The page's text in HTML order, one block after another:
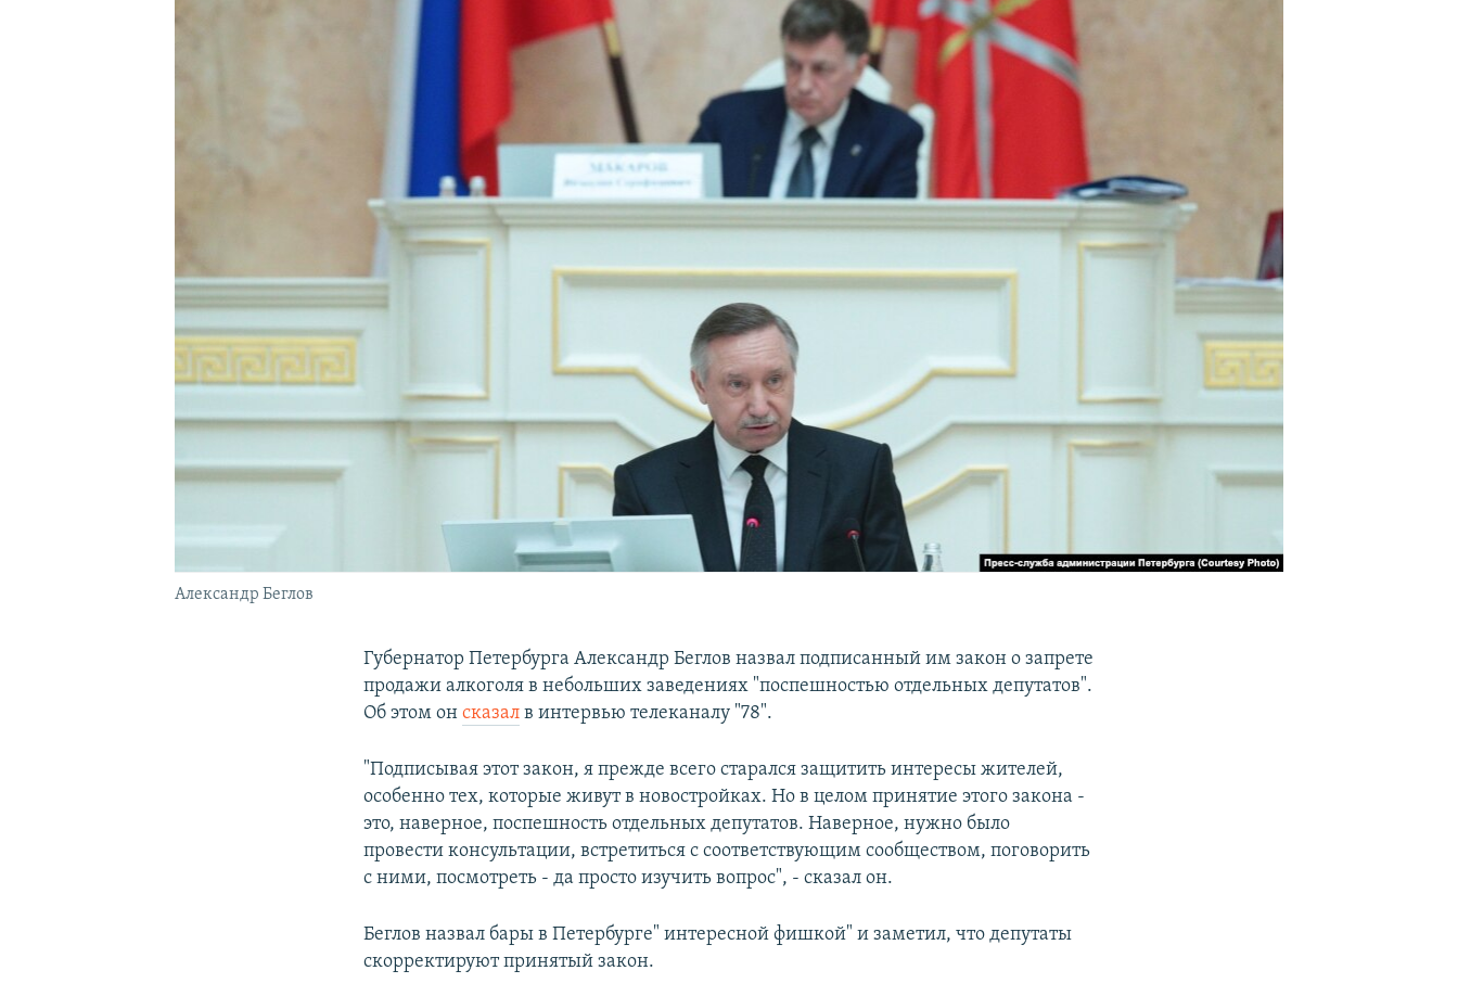
Александр Беглов
Губернатор Петербурга Александр Беглов назвал подписанный им закон о запрете
продажи алкоголя в небольших заведениях "поспешностью отдельных депутатов".
Об этом онсказал в интервью телеканалу "78".
"Подписывая этот закон, я прежде всего старался защитить интересы жителей,
особенно тех, которые живут в новостройках. Но в целом принятие этого закона -
это, наверное, поспешность отдельных депутатов. Наверное, нужно было
провести консультации, встретиться с соответствующим сообществом, поговорить
с ними, посмотреть - да просто изучить вопрос", - сказал он.
Беглов назвал бары в Петербурге" интересной фишкой" и заметил, что депутаты
скорректируют принятый закон.